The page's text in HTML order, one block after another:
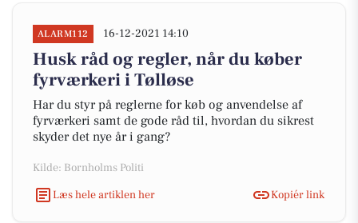
ALARM112 16-12-2021 14:10
Husk råd og regler, når du køber
fyrværkeri i Tølløse
Har du styr på reglerne for køb og anvendelse af
fyrværkeri samt de gode råd til, hvordan du sikrest
skyder det nye år i gang?
Kilde: Bornholms Politi
Læs hele artiklen her
Kopiér link